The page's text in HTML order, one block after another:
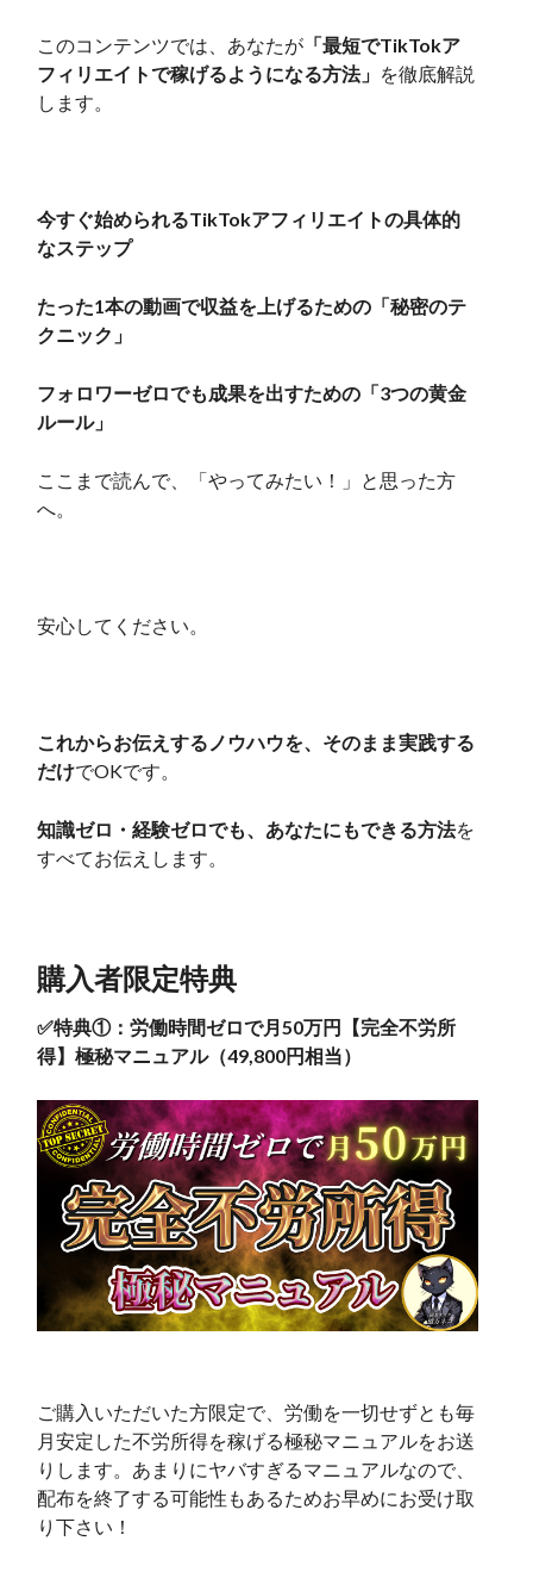
このコンテンツでは、あなたが 「最短でTikTokア
フィリエイトで稼げるようになる方法」 を徹底解説
します。
今すぐ始められるTikTokアフィリエイトの具体的
なステップ
たった1本の動画で収益を上げるための「秘密のテ
クニック」
フォロワーゼロでも成果を出すための「3つの黄金
ルール」
ここまで読んで、「やってみたい！」と思った方
へ。
安心してください。
これからお伝えするノウハウを、そのまま実践する
だけでOKです。
知識ゼロ・経験ゼロでも、あなたにもできる方法を
すべてお伝えします。
購入者限定特典
✅特典①：労働時間ゼロで月50万円【完全不労所
得】極秘マニュアル（49,800円相当）
ご購入いただいた方限定で、労働を一切せずとも毎
月安定した不労所得を稼げる極秘マニュアルをお送
りします。あまりにヤバすぎるマニュアルなので、
配布を終了する可能性もあるためお早めにお受け取
り下さい！